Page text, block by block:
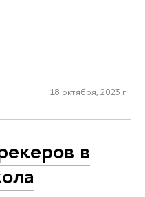
18 октября, 2023 г.
в